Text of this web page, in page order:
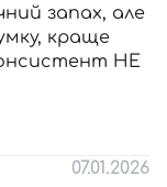
запах, але
краще
НЕ
07.01.2026